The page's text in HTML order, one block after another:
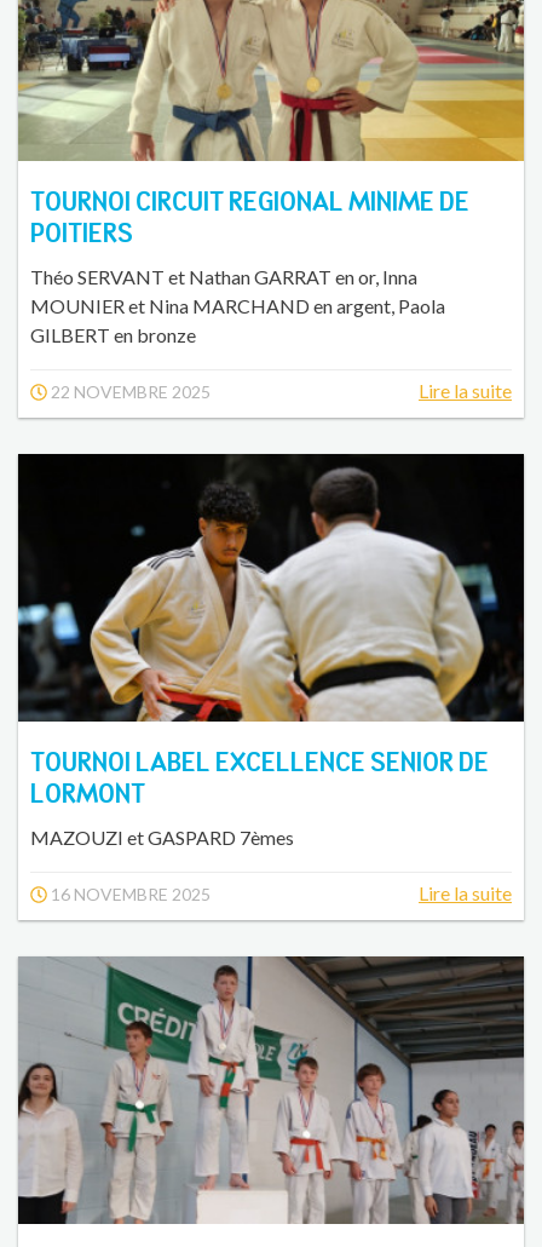
TOURNOI CIRCUIT REGIONAL MINIME DE
POITIERS
Théo SERVANT et Nathan GARRAT en or, Inna
MOUNIER et Nina MARCHAND en argent, Paola
GILBERT en bronze
22 NOVEMBRE 2025 Lire la suite
TOURNOI LABEL EXCELLENCE SENIOR DE
LORMONT
MAZOUZI et GASPARD 7èmes
16 NOVEMBRE 2025 Lire la suite